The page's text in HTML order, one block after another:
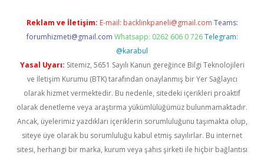
Reklam ve İletişim: E-mail: backlinkpaneli@gmail.com Teams:
forumhizmeti@gmail.com Whatsapp: 0262 606 0 726 Telegram:
@karabul
Yasal Uyarı: Sitemiz, 5651 Sayılı Kanun gereğince Bilgi Teknolojileri
ve İletişim Kurumu (BTK) tarafından onaylanmış bir Yer Sağlayıcı
olarak hizmet vermektedir. Bu nedenle, sitedeki içerikleri proaktif
olarak denetleme veya araştırma yükümlülüğümüz bulunmamaktadır.
Ancak, üyelerimiz yazdıkları içeriklerin sorumluluğunu taşımakta olup,
siteye üye olarak bu sorumluluğu kabul etmiş sayılırlar. Bu internet
sitesi, herhangi bir marka, kurum veya şahıs şirketi ile hiçbir bağlantısı